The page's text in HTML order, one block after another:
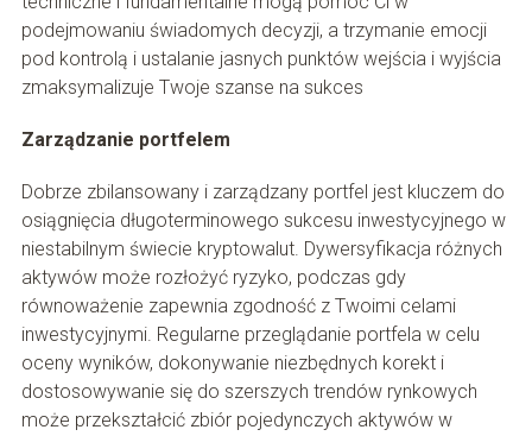
podejmowaniu świadomych decyzji, a trzymanie emocji
pod kontrolą i ustalanie jasnych punktów wejścia i wyjścia
zmaksymalizuje Twoje szanse na sukces
Zarządzanie portfelem
Dobrze zbilansowany i zarządzany portfel jest kluczem do
osiągnięcia długoterminowego sukcesu inwestycyjnego w
niestabilnym świecie kryptowalut. Dywersyfikacja różnych
aktywów może rozłożyć ryzyko, podczas gdy
równoważenie zapewnia zgodność z Twoimi celami
inwestycyjnymi. Regularne przeglądanie portfela w celu
oceny wyników, dokonywanie niezbędnych korekt i
dostosowywanie się do szerszych trendów rynkowych
może przekształcić zbiór pojedynczych aktywów w